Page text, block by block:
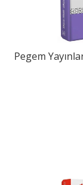
Pegem